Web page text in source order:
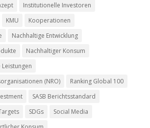
Institutionelle Investoren
KMU
Kooperationen
Nachhaltige Entwicklung
Nachhaltiger Konsum
(NRO)
Ranking Global 100
SASB Berichtsstandard
SDGs
Social Media